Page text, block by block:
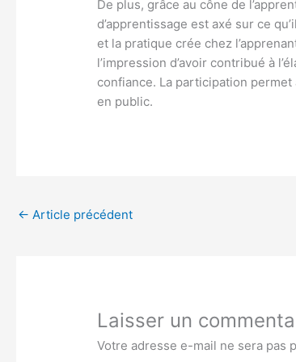
De plus, grâce au cône de
d’apprentissage est axé sur ce
et la pratique crée chez
l’impression d’avoir contribué à
confiance. La participation permet
en public.
← Article précédent
Laisser un
Votre adresse e-mail ne sera pas